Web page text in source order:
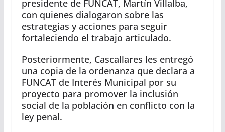
presidente de FUNCAT, Martín Villalba,
con quienes dialogaron sobre las
estrategias y acciones para seguir
fortaleciendo el trabajo articulado.
Posteriormente, Cascallares les entregó
una copia de la ordenanza que declara a
FUNCAT de Interés Municipal por su
proyecto para promover la inclusión
social de la población en conflicto con la
ley penal.